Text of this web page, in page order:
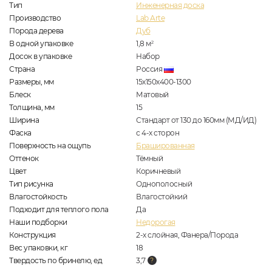
Тип
Инженерная доска
Производство
Lab Arte
Порода дерева
Дуб
В одной упаковке
1,8 м2
Досок в упаковке
Набор
Страна
Россия
Размеры, мм
15х150х400-1300
Блеск
Матовый
Толщина, мм
15
Ширина
Стандарт от 130 до 160мм (МД/ИД)
Фаска
с 4-х сторон
Поверхность на ощупь
Брашированная
Оттенок
Тёмный
Цвет
Коричневый
Тип рисунка
Однополосный
Влагостойкость
Влагостойкий
Подходит для теплого пола
Да
Наши подборки
Недорогая
Конструкция
2-х слойная, Фанера/Порода
Вес упаковки, кг
18
Твердость по бринелю, ед
3,7